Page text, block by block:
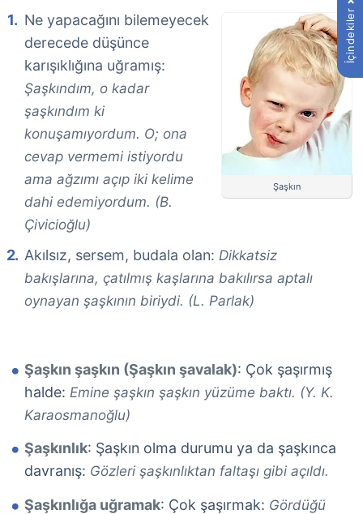
İçindekiler
Şaşkın
Ne yapacağını bilemeyecek
derecede düşünce
karışıklığına uğramış:
Şaşkındım, o kadar
şaşkındım ki
konuşamıyordum. O; ona
cevap vermemi istiyordu
ama ağzımı açıp iki kelime
dahi edemiyordum. (B.
Çivicioğlu)
Akılsız, sersem, budala olan: Dikkatsiz
bakışlarına, çatılmış kaşlarına bakılırsa aptalı
oynayan şaşkının biriydi. (L. Parlak)
Şaşkın şaşkın (Şaşkın şavalak): Çok şaşırmış
halde: Emine şaşkın şaşkın yüzüme baktı. (Y. K.
Karaosmanoğlu)
Şaşkınlık: Şaşkın olma durumu ya da şaşkınca
davranış: Gözleri şaşkınlıktan faltaşı gibi açıldı.
Şaşkınlığa uğramak: Çok şaşırmak: Gördüğü